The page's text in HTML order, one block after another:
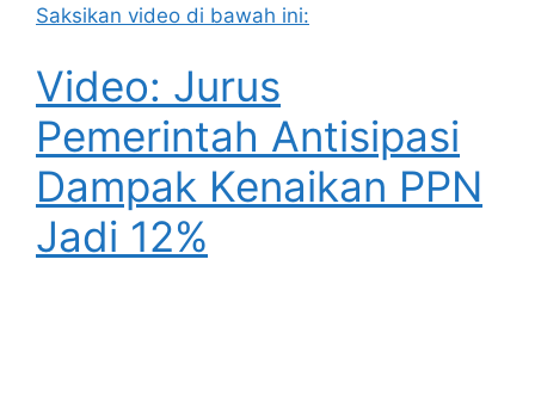
Saksikan video di bawah ini:
Video: Jurus
Pemerintah Antisipasi
Dampak Kenaikan PPN
Jadi 12%